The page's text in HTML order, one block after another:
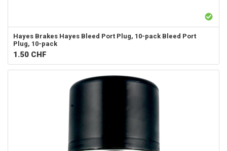
Hayes Brakes Hayes Bleed Port Plug, 10-pack Bleed Port
Plug, 10-pack
1.50 CHF